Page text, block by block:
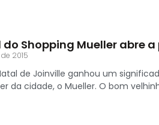
Shopping Mueller abre
2015
de Joinville ganhou um
da cidade, o Mueller. O bom